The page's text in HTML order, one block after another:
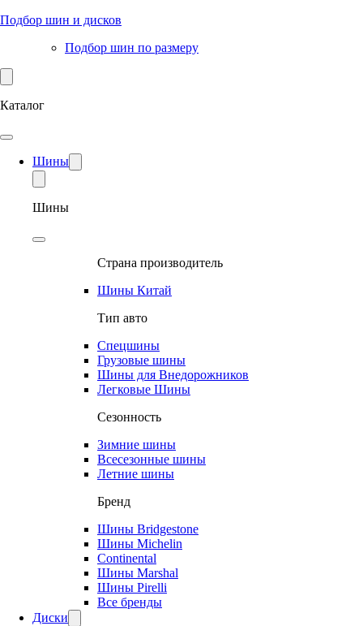
Подбор шин и дисков
Подбор шин по размеру
Каталог
Шины
Шины
Страна производитель
Шины Китай
Тип авто
Спецшины
Грузовые шины
Шины для Внедорожников
Легковые Шины
Сезонность
Зимние шины
Всесезонные шины
Летние шины
Бренд
Шины Bridgestone
Шины Michelin
Continental
Шины Marshal
Шины Pirelli
Все бренды
Диски